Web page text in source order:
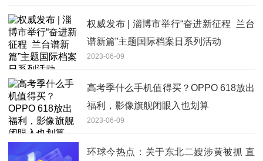
权威发布 | 淄博市举行“奋进新征程 兰台
谱新篇”主题国际档案日系列活动
2023-06-09
高考季什么手机值得买？OPPO 618放出
福利，影像旗舰闭眼入也划算
2023-06-09
环球今热点：关于东北二嫂涉黄被抓 直